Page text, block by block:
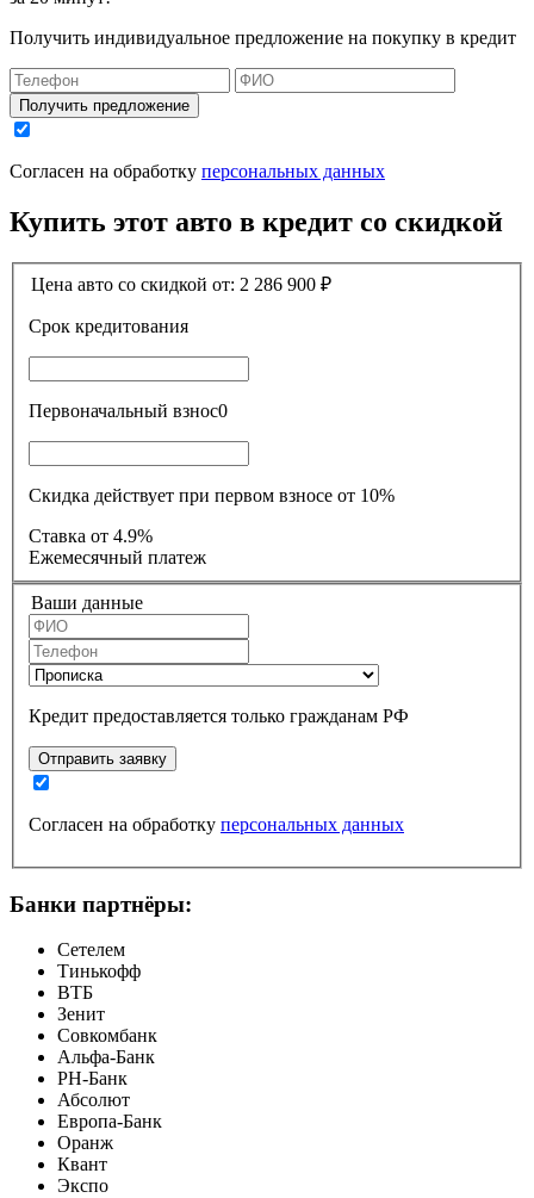
Получить индивидуальное предложение на покупку в кредит
Получить предложение
Согласен на обработку персональных данных
Купить этот авто в кредит со скидкой
Цена авто со скидкой от: 2 286 900 ₽
Срок кредитования
Первоначальный взнос0
Скидка действует при первом взносе от 10%
Ставка
от 4.9%
Ежемесячный платеж
Ваши данные
Кредит предоставляется только гражданам РФ
Отправить заявку
Согласен на обработку персональных данных
Банки партнёры:
Сетелем
Тинькофф
ВТБ
Зенит
Совкомбанк
Альфа-Банк
РН-Банк
Абсолют
Европа-Банк
Оранж
Квант
Экспо